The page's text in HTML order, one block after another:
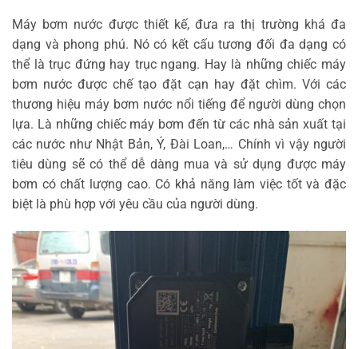
Máy bơm nước được thiết kế, đưa ra thị trường khá đa
dạng và phong phú. Nó có kết cấu tương đối đa dạng có
thể là trục đứng hay trục ngang. Hay là những chiếc máy
bơm nước được chế tạo đặt cạn hay đặt chìm. Với các
thương hiệu máy bơm nước nổi tiếng để người dùng chọn
lựa. Là những chiếc máy bơm đến từ các nhà sản xuất tại
các nước như Nhật Bản, Ý, Đài Loan,… Chính vì vậy người
tiêu dùng sẽ có thể dễ dàng mua và sử dụng được máy
bơm có chất lượng cao. Có khả năng làm việc tốt và đặc
biệt là phù hợp với yêu cầu của người dùng.